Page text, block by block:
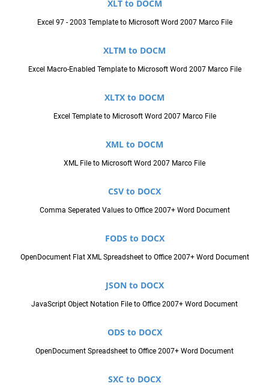
XLT to DOCM
Excel 97 - 2003 Template to Microsoft Word 2007 Marco File
XLTM to DOCM
Excel Macro-Enabled Template to Microsoft Word 2007 Marco File
XLTX to DOCM
Excel Template to Microsoft Word 2007 Marco File
XML to DOCM
XML File to Microsoft Word 2007 Marco File
CSV to DOCX
Comma Seperated Values to Office 2007+ Word Document
FODS to DOCX
OpenDocument Flat XML Spreadsheet to Office 2007+ Word Document
JSON to DOCX
JavaScript Object Notation File to Office 2007+ Word Document
ODS to DOCX
OpenDocument Spreadsheet to Office 2007+ Word Document
SXC to DOCX